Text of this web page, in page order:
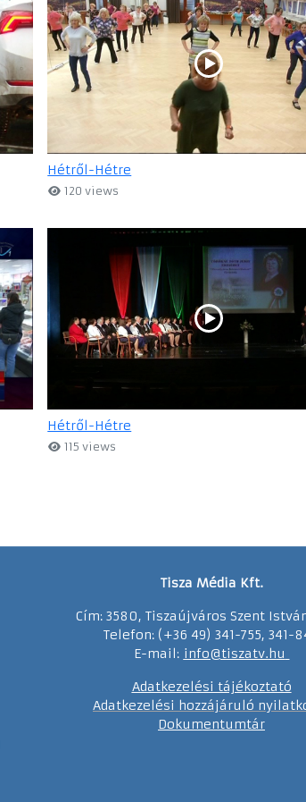
Hétről-Hétre
120 views
Hétről-Hétre
115 views
Tisza Média Kft.
Cím: 3580, Tiszaújváros Szent
Telefon: (+36 49) 341-755, 341-
E-mail: info@tiszatv.hu
Adatkezelési tájékoztató
Adatkezelési hozzájáruló
Dokumentumtár